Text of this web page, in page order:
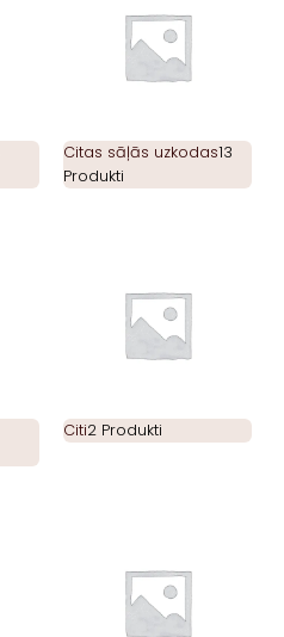
Citas sāļās uzkodas13
Produkti
Citi2 Produkti